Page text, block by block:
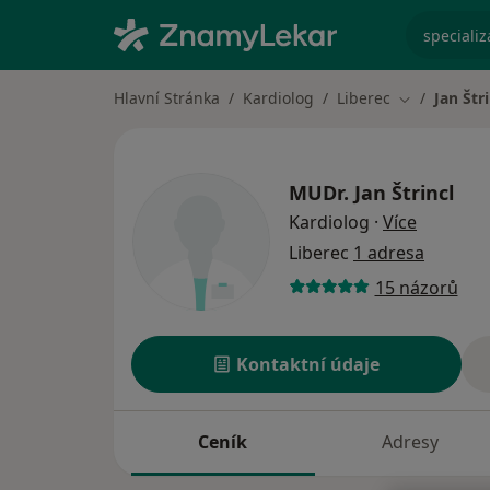
Hlavní Stránka Kardiolog Liberec ZměnaJan
MUDr. Jan Štrincl
Kardiolog · Více
Liberec 1 adresa
15 názorů
Kontaktní údaje
Ceník Adresy